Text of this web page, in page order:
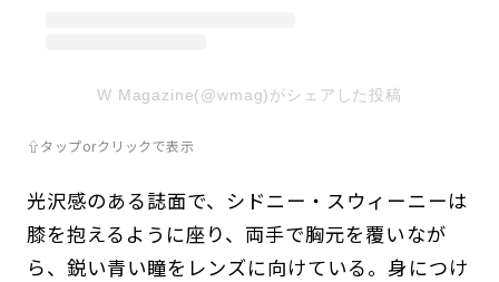
W Magazine(@wmag)がシェアした投稿
⇧タップorクリックで表示
光沢感のある誌面で、シドニー・スウィーニーは
膝を抱えるように座り、両手で胸元を覆いなが
ら、鋭い青い瞳をレンズに向けている。身につけ